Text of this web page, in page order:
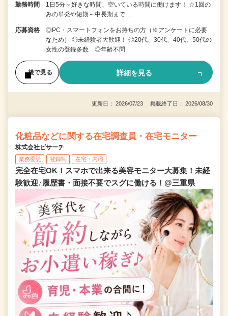
勤務時間
1日5分～好きな時間、空いている時間に働けます！ ☆1回の
みの単発や短期～中長期まで…
応募資格
◎PC・スマートフォンをお持ちの方（※アンケートに必要
なため） ◎未経験者大歓迎！ ◎20代、30代、40代、50代の
女性の登録多数 ◎年齢不問
後で見る 詳細を見る
更新日： 2026/07/23 掲載終了日： 2026/08/30
化粧品などに関する在宅調査員・在宅モニター
株式会社ビサーチ
業務委託 登録制 在宅・内職
完全在宅OK！スマホで出来る美容モニター大募集！未経
験歓迎♪履歴書・面接不要でスグに働ける！@三重県